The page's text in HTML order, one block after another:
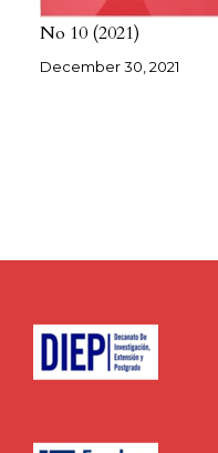
No 10 2021
December 30, 2021